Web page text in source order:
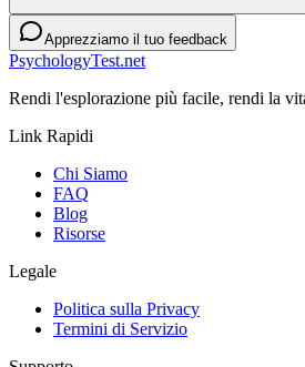
Apprezziamo il tuo feedback
PsychologyTest.net
Rendi l'esplorazione più facile, rendi la
Link Rapidi
Chi Siamo
FAQ
Blog
Risorse
Legale
Politica sulla Privacy
Termini di Servizio